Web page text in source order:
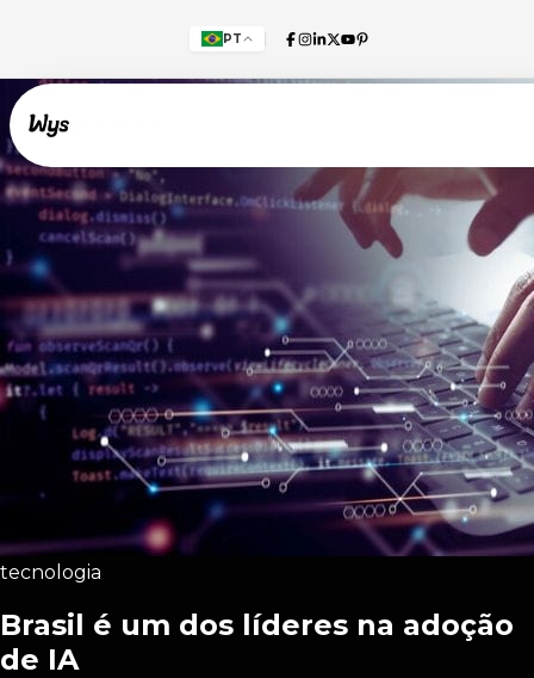
PT
tecnologia
Brasil é um dos líderes na adoção
de IA